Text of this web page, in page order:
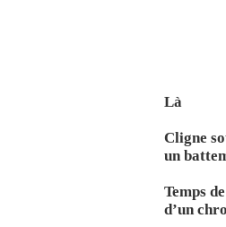
Là
Cligne
un
Temps
d’un